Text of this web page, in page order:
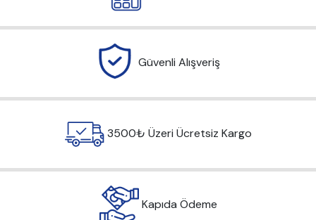
Güvenli Alışveriş
3500₺ Üzeri Ücretsiz Kargo
Kapıda Ödeme